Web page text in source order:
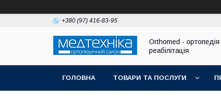
+380 (97) 416-83-95
Orthomed - ортопедія |
реабілітація
ГОЛОВНА ТОВАРИ ТА ПОСЛУГИ